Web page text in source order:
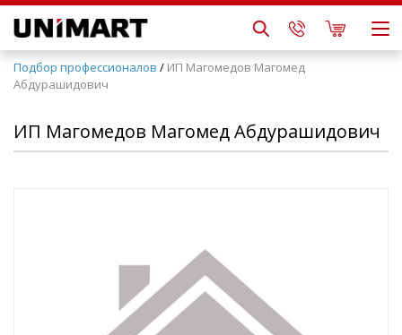
Подбор профессионалов / ИП Магомедов Магомед
Абдурашидович
ИП Магомедов Магомед Абдурашидович